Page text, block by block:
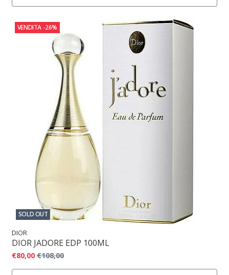
VENDITA -26%
SOLD OUT
DIOR
DIOR JADORE EDP 100ML
€80,00 €108,00